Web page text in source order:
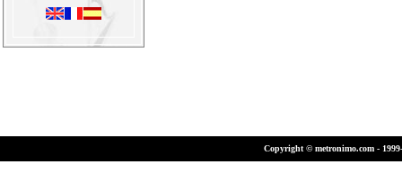
Copyright © metronimo.com -